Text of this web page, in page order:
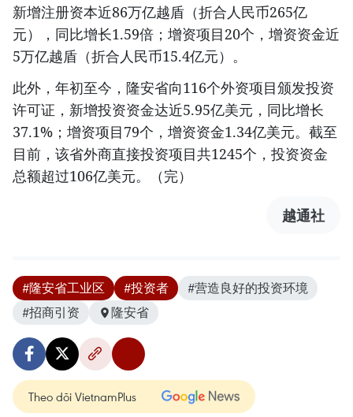
新增注册资本近86万亿越盾（折合人民币265亿
元），同比增长1.59倍；增资项目20个，增资资金近
5万亿越盾（折合人民币15.4亿元）。
此外，年初至今，隆安省向116个外资项目颁发投资
许可证，新增投资资金达近5.95亿美元，同比增长
37.1%；增资项目79个，增资资金1.34亿美元。截至
目前，该省外商直接投资项目共1245个，投资资金
总额超过106亿美元。（完）
越通社
#隆安省工业区 #投资者
#营造良好的投资环境
#招商引资
隆安省
Theo dõi VietnamPlus